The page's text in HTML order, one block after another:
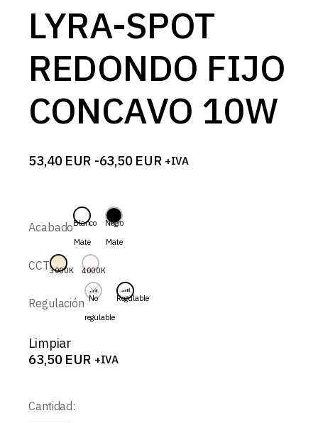
LYRA-SPOT
REDONDO FIJO
CONCAVO 10W
53,40 EUR -63,50 EUR
Rango
53,40 EUR
hasta
63,50 EUR
+IVA
AcabadoBlanco
Mate
Negro
Mate
CCT3000K 4000K
Regulación No
regulable
Regulable
Limpiar
63,50 EUR +IVA
Cantidad: